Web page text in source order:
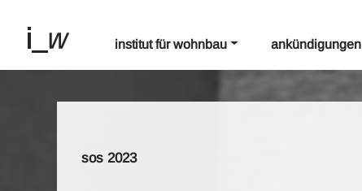
institut für wohnbau ankündigungen
sos 2023